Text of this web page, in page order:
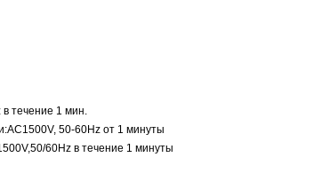
течение 1 мин.
AC1500V, 50-60Hz от 1 минуты
60Hz в течение 1 минуты